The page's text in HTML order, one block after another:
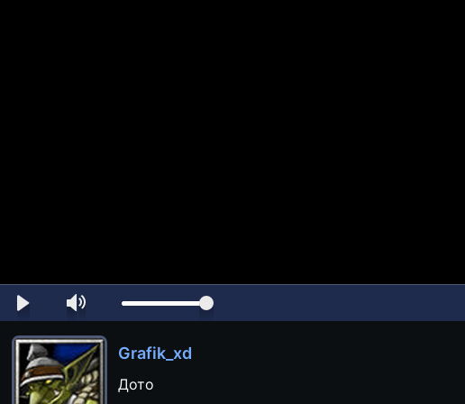
Grafik_xd
Дото